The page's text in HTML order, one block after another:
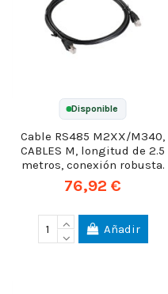
Disponible
Cable RS485 M2XX/M340,
CABLES M, longitud de 2.5
metros, conexión robusta.
76,92 €
Añadir